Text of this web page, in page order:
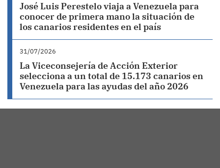
José Luis Perestelo viaja a Venezuela para
conocer de primera mano la situación de
los canarios residentes en el país
31/07/2026
La Viceconsejería de Acción Exterior
selecciona a un total de 15.173 canarios en
Venezuela para las ayudas del año 2026